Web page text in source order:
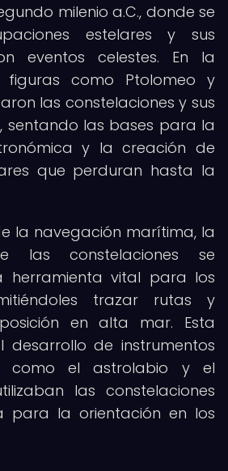
milenio a.C., donde se
estelares y sus
eventos celestes. En la
figuras como Ptolomeo y
las constelaciones y sus
sentando las bases para la
y la creación de
que perduran hasta la
la navegación marítima, la
las constelaciones se
herramienta vital para los
trazar rutas y
en alta mar. Esta
de instrumentos
como el astrolabio y el
las constelaciones
para la orientación en los